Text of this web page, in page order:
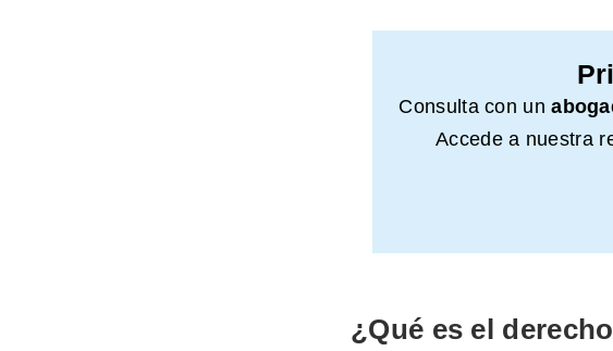
Consulta con un
Accede a nuestra
¿Qué es el